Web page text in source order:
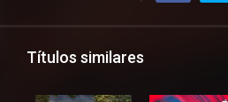
Títulos similares